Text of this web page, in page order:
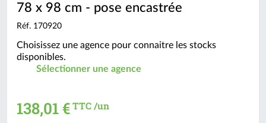
78 x 98 cm - pose encastrée
Réf. 170920
Choisissez une agence pour connaitre les stocks
disponibles.
Sélectionner une agence
138,01 € TTC /un